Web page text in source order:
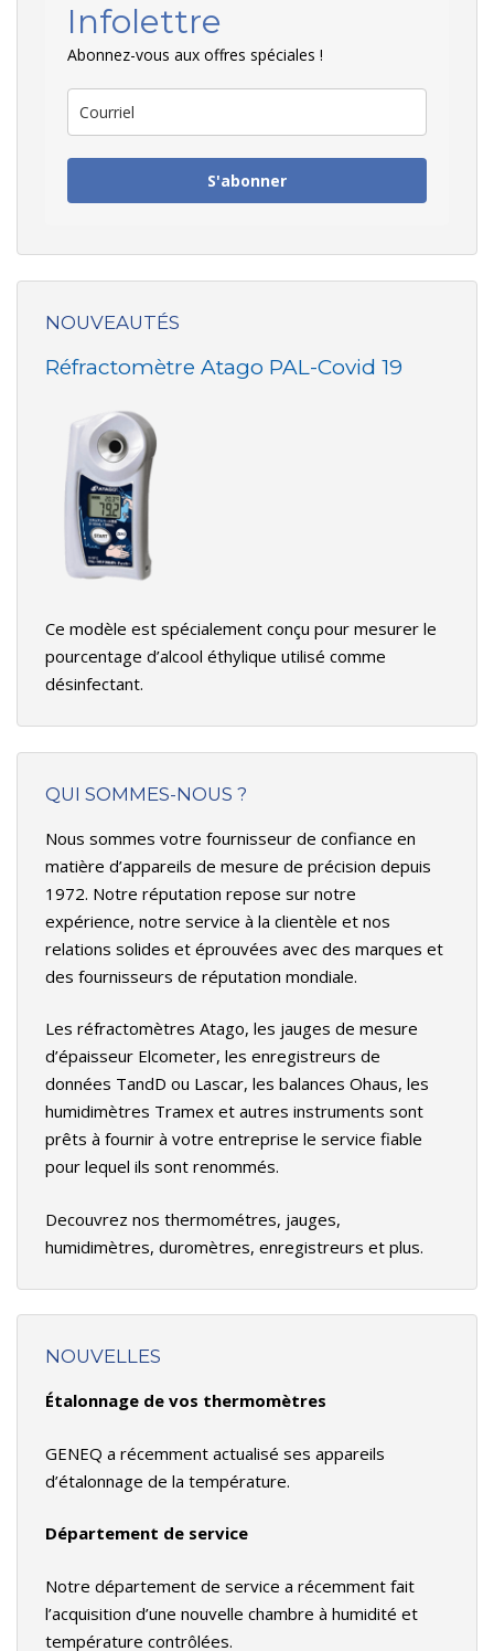
Infolettre
Abonnez-vous aux offres spéciales !
S'abonner
NOUVEAUTÉS
Réfractomètre Atago PAL-Covid 19
Ce modèle est spécialement conçu pour mesurer le
pourcentage d’alcool éthylique utilisé comme
désinfectant.
QUI SOMMES-NOUS ?
Nous sommes votre fournisseur de confiance en
matière d’appareils de mesure de précision depuis
1972. Notre réputation repose sur notre
expérience, notre service à la clientèle et nos
relations solides et éprouvées avec des marques et
des fournisseurs de réputation mondiale.
Les réfractomètres Atago, les jauges de mesure
d’épaisseur Elcometer, les enregistreurs de
données TandD ou Lascar, les balances Ohaus, les
humidimètres Tramex et autres instruments sont
prêts à fournir à votre entreprise le service fiable
pour lequel ils sont renommés.
Decouvrez nos thermométres, jauges,
humidimètres, duromètres, enregistreurs et plus.
NOUVELLES
Étalonnage de vos thermomètres
GENEQ a récemment actualisé ses appareils
d’étalonnage de la température.
Département de service
Notre département de service a récemment fait
l’acquisition d’une nouvelle chambre à humidité et
température contrôlées.